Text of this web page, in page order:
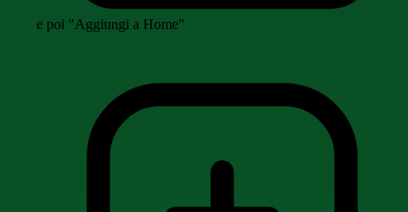
e poi "Aggiungi a Home"